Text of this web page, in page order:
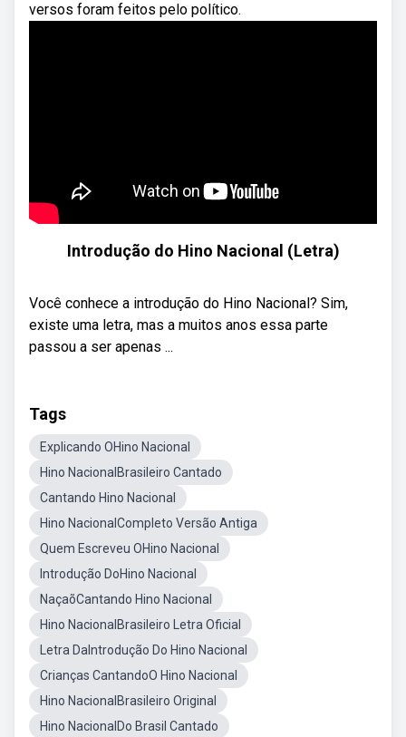
versos foram feitos pelo político.
Introdução do Hino Nacional (Letra)
Você conhece a introdução do Hino Nacional? Sim,
existe uma letra, mas a muitos anos essa parte
passou a ser apenas ...
Tags
Explicando OHino Nacional
Hino NacionalBrasileiro Cantado
Cantando Hino Nacional
Hino NacionalCompleto Versão Antiga
Quem Escreveu OHino Nacional
Introdução DoHino Nacional
NaçaõCantando Hino Nacional
Hino NacionalBrasileiro Letra Oficial
Letra DaIntrodução Do Hino Nacional
Crianças CantandoO Hino Nacional
Hino NacionalBrasileiro Original
Hino NacionalDo Brasil Cantado